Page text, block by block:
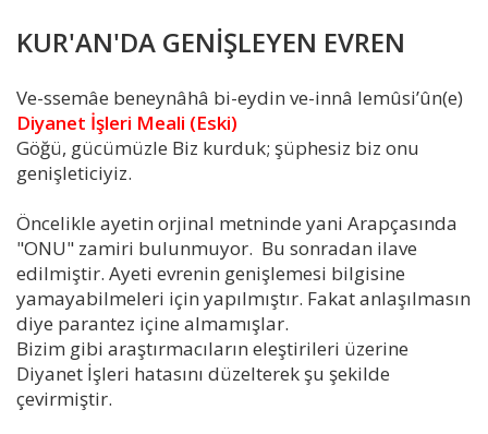
KUR'AN'DA GENİŞLEYEN EVREN
Ve-ssemâe beneynâhâ bi-eydin ve-innâ lemûsi’ûn(e)
Diyanet İşleri Meali (Eski)
Göğü, gücümüzle Biz kurduk; şüphesiz biz onu
genişleticiyiz.
Öncelikle ayetin orjinal metninde yani Arapçasında
"ONU" zamiri bulunmuyor. Bu sonradan ilave
edilmiştir. Ayeti evrenin genişlemesi bilgisine
yamayabilmeleri için yapılmıştır. Fakat anlaşılmasın
diye parantez içine almamışlar.
Bizim gibi araştırmacıların eleştirileri üzerine
Diyanet İşleri hatasını düzelterek şu şekilde
çevirmiştir.